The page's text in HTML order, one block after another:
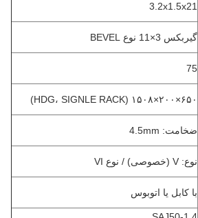
3.2x1.5x21
گیربکس 3×11 نوع BEVEL
75
۶۵۰×۲۰۰×۱۵۰۸ (HDG، SIGNLE RACK)
ضخامت: 4.5mm
نوع: V (خصوصی) / نوع VI
با کابل یا اتوبوس